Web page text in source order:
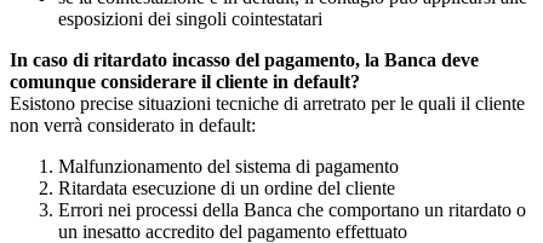
esposizioni dei singoli cointestatari
In caso di ritardato incasso del pagamento, la Banca deve
comunque considerare il cliente in default?
Esistono precise situazioni tecniche di arretrato per le quali il cliente
non verrà considerato in default:
Malfunzionamento del sistema di pagamento
Ritardata esecuzione di un ordine del cliente
Errori nei processi della Banca che comportano un ritardato o
un inesatto accredito del pagamento effettuato